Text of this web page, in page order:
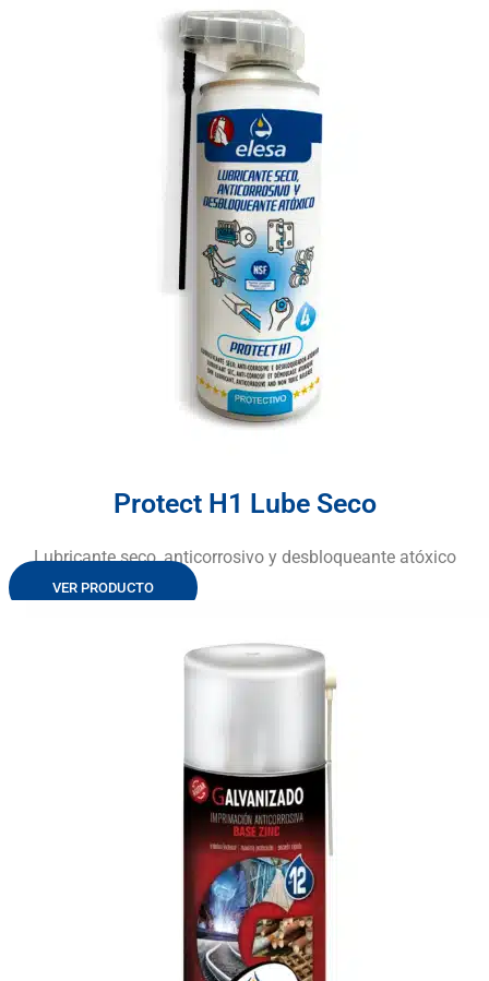
Protect H1 Lube Seco
Lubricante seco, anticorrosivo y desbloqueante atóxico
VER PRODUCTO